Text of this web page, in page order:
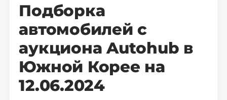
Оставить заявку на подбор авто
Каталог авто с Encar
Подборка
автомобилей с
аукциона Autohub в
Южной Корее на
12.06.2024